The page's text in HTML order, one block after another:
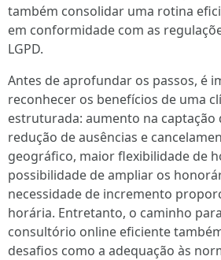
também consolidar uma rotina
em conformidade com as
LGPD.
Antes de aprofundar os passos, é
reconhecer os benefícios de uma
estruturada: aumento na captação
redução de ausências e
geográfico, maior flexibilidade de
possibilidade de ampliar os
necessidade de incremento
horária. Entretanto, o caminho
consultório online eficiente
desafios como a adequação às